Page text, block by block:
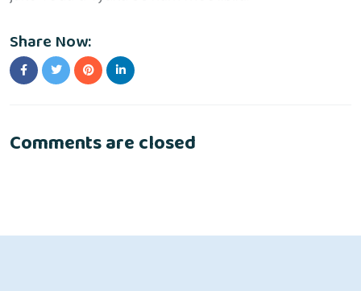
Share Now:
Comments are closed